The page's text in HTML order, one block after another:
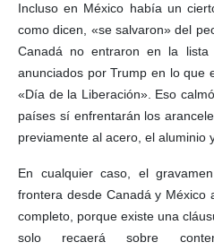
Incluso en México había un
como dicen, «se salvaron» del
Canadá no entraron en la lista
anunciados por Trump en lo que
«Día de la Liberación». Eso
países sí enfrentarán los
previamente al acero, el aluminio
En cualquier caso, el
frontera desde Canadá y México
completo, porque existe una
solo recaerá sobre